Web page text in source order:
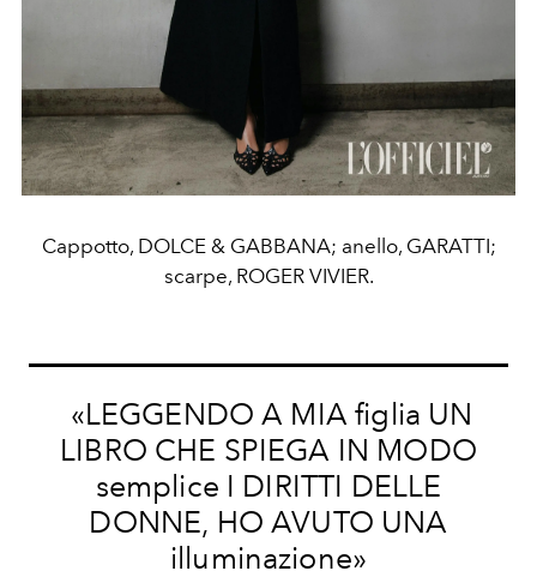
Cappotto, DOLCE & GABBANA; anello, GARATTI;
scarpe, ROGER VIVIER.
«LEGGENDO A MIA figlia UN
LIBRO CHE SPIEGA IN MODO
semplice I DIRITTI DELLE
DONNE, HO AVUTO UNA
illuminazione»